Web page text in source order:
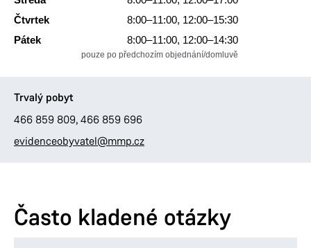
Čtvrtek
8:00–11:00, 12:00–15:30
Pátek
8:00–11:00, 12:00–14:30
pouze po předchozím objednání/domluvě
Trvalý pobyt
466 859 809, 466 859 696
evidenceobyvatel@mmp.cz
Často kladené otázky